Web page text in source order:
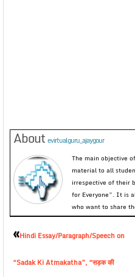
About evirtualguru_ajaygour
The main objective
material to all
irrespective of their
for Everyone”. It is
who want to share
«Hindi Essay/Paragraph/Speech on
“Sadak Ki Atmakatha”, “सड़क की